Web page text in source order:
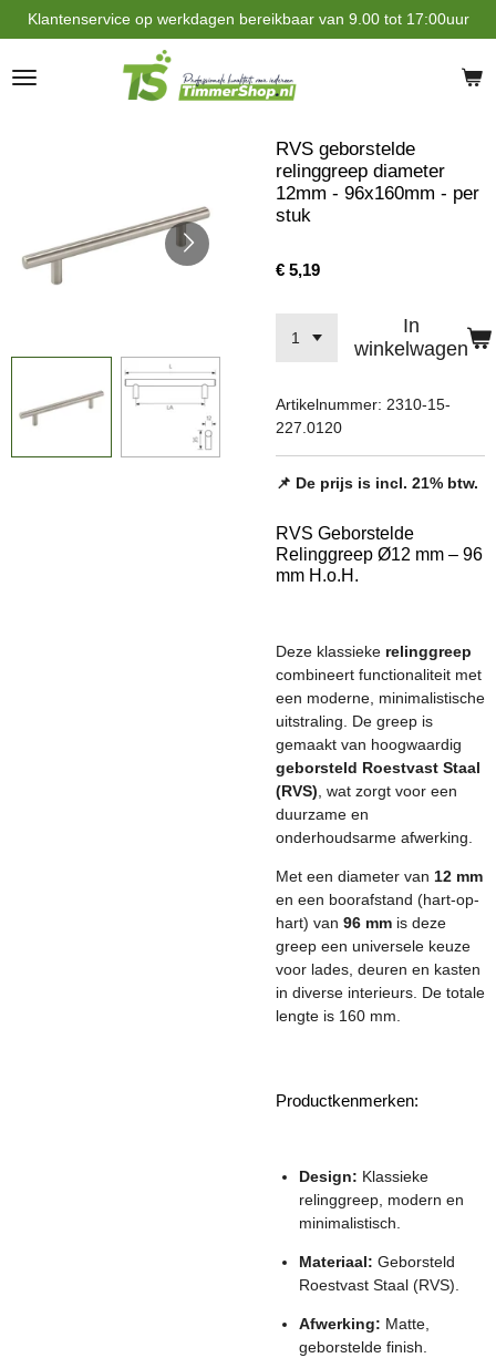
Ga
direct
naar
de
Klantenservice op werkdagen bereikbaar van 9.00 tot 17:00uur
RVS geborstelde
relinggreep diameter
12mm - 96x160mm - per
stuk
€ 5,19
In
winkelwagen
Artikelnummer: 2310-15-
227.0120
📌 De prijs is incl. 21% btw.
RVS Geborstelde
Relinggreep Ø12 mm – 96
mm H.o.H.
Deze klassieke relinggreep
combineert functionaliteit met
een moderne, minimalistische
uitstraling. De greep is
gemaakt van hoogwaardig
geborsteld Roestvast Staal
(RVS) , wat zorgt voor een
duurzame en
onderhoudsarme afwerking.
Met een diameter van 12 mm
en een boorafstand (hart-op-
hart) van 96 mm is deze
greep een universele keuze
voor lades, deuren en kasten
in diverse interieurs. De totale
lengte is 160 mm.
Productkenmerken:
Design: Klassieke
relinggreep, modern en
minimalistisch.
Materiaal: Geborsteld
Roestvast Staal (RVS).
Afwerking: Matte,
geborstelde finish.